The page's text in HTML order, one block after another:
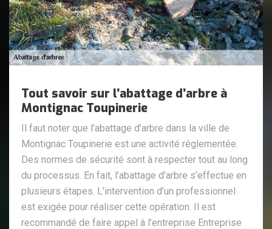
Tout savoir sur l’abattage d’arbre à
Montignac Toupinerie
Il faut noter que l’abattage d’arbre dans la ville de
Montignac Toupinerie est une activité réglementée.
Des normes de sécurité sont à respecter tout au long
du processus. En fait, l’abattage d’arbre s’effectue en
plusieurs étapes. L’intervention d’un professionnel
est exigée pour réaliser cette opération. Il est
recommandé de faire appel à l’entreprise Entreprise